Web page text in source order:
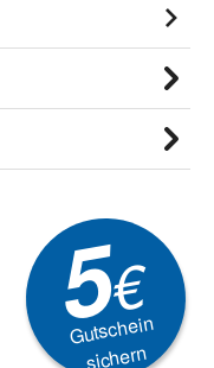
5€
Gutschein
sichern